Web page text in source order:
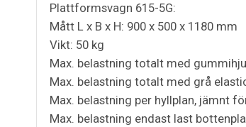
Plattformsvagn 615-5G:
Mått L x B x H: 900 x 500 x 1180 mm
Vikt: 50 kg
Max. belastning totalt med
Max. belastning totalt med grå
Max. belastning per hyllplan, jämnt
Max. belastning endast last